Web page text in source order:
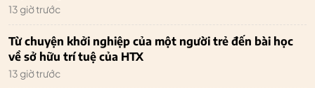
13 giờ trước
Từ chuyện khởi nghiệp của một người trẻ đến bài học
về sở hữu trí tuệ của HTX
13 giờ trước